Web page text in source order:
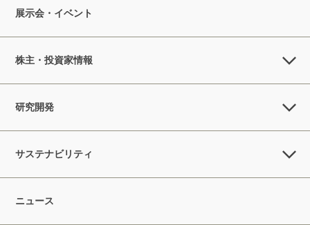
展示会・イベント
株主・投資家情報
研究開発
サステナビリティ
ニュース